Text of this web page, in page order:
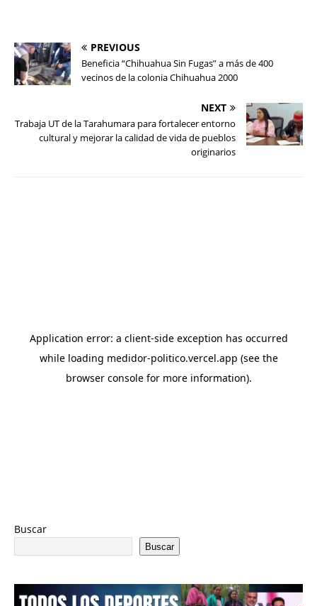
PREVIOUS
Beneficia “Chihuahua Sin Fugas” a más de 400
vecinos de la colonia Chihuahua 2000
NEXT
Trabaja UT de la Tarahumara para fortalecer entorno
cultural y mejorar la calidad de vida de pueblos
originarios
Buscar
Buscar